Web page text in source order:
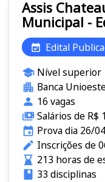
Assis
Municipal -
Edital
Nível superior
Banca
16 vagas
Salários de R$
Prova dia 26/
Inscrições de
213 horas de
33 disciplinas